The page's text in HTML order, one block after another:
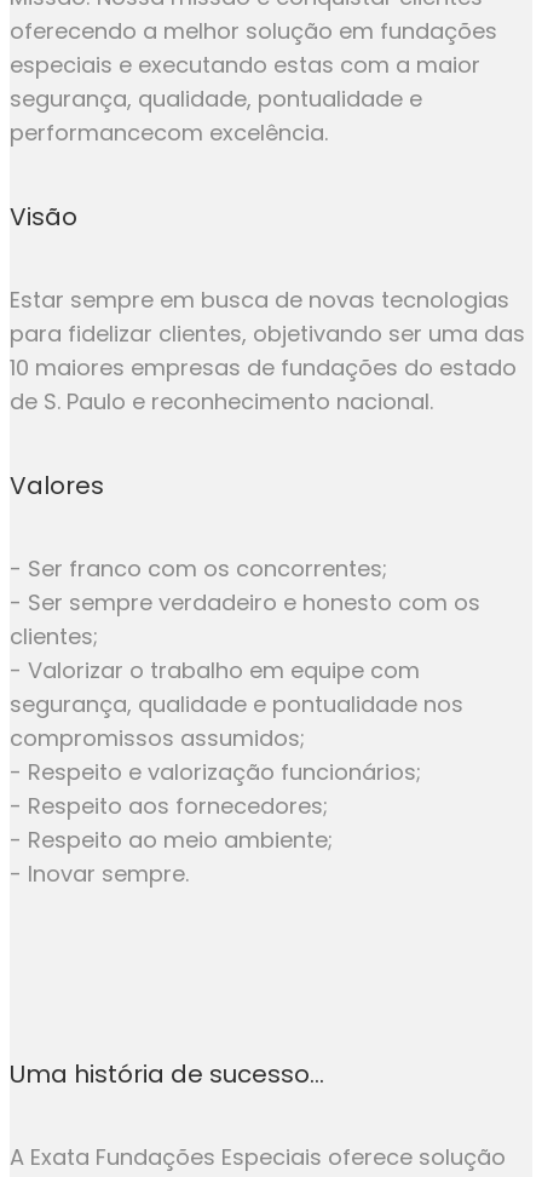
oferecendo a melhor solução em fundações
especiais e executando estas com a maior
segurança, qualidade, pontualidade e
performancecom excelência.
Visão
Estar sempre em busca de novas tecnologias
para fidelizar clientes, objetivando ser uma das
10 maiores empresas de fundações do estado
de S. Paulo e reconhecimento nacional.
Valores
- Ser franco com os concorrentes;
- Ser sempre verdadeiro e honesto com os
clientes;
- Valorizar o trabalho em equipe com
segurança, qualidade e pontualidade nos
compromissos assumidos;
- Respeito e valorização funcionários;
- Respeito aos fornecedores;
- Respeito ao meio ambiente;
- Inovar sempre.
Uma história de sucesso...
A Exata Fundações Especiais oferece solução